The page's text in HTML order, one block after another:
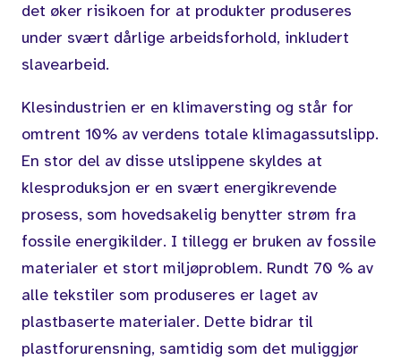
det øker risikoen for at produkter produseres
under svært dårlige arbeidsforhold, inkludert
slavearbeid.
Klesindustrien er en klimaversting og står for
omtrent 10% av verdens totale klimagassutslipp.
En stor del av disse utslippene skyldes at
klesproduksjon er en svært energikrevende
prosess, som hovedsakelig benytter strøm fra
fossile energikilder. I tillegg er bruken av fossile
materialer et stort miljøproblem. Rundt 70 % av
alle tekstiler som produseres er laget av
plastbaserte materialer. Dette bidrar til
plastforurensning, samtidig som det muliggjør